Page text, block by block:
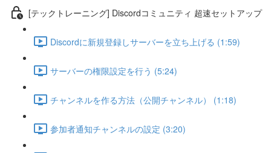
[テックトレーニング] Discordコミュニティ 超速セットアップ
Discordに新規登録しサーバーを立ち上げる (1:59)
サーバーの権限設定を行う (5:24)
チャンネルを作る方法（公開チャンネル） (1:18)
参加者通知チャンネルの設定 (3:20)